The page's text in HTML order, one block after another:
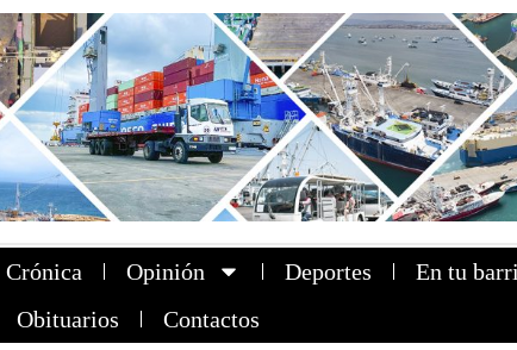
Crónica Opinión Deportes En tu
Obituarios
Contactos